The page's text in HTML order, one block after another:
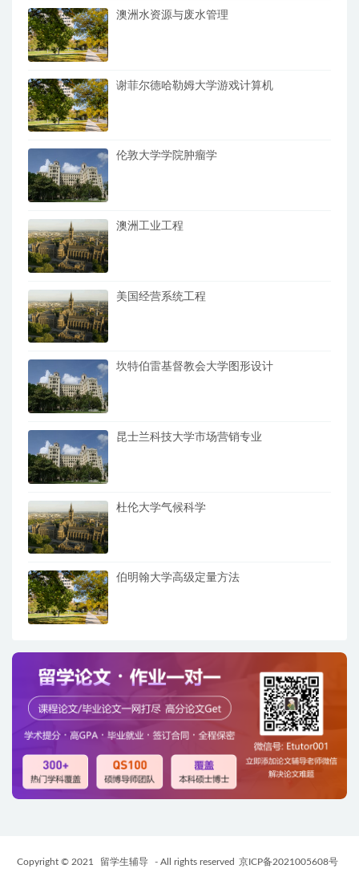
澳洲水资源与废水管理
谢菲尔德哈勒姆大学游戏计算机
伦敦大学学院肿瘤学
澳洲工业工程
美国经营系统工程
坎特伯雷基督教会大学图形设计
昆士兰科技大学市场营销专业
杜伦大学气候科学
伯明翰大学高级定量方法
Copyright © 2021 留学生辅导 - All rights reserved 京ICP备2021005608号